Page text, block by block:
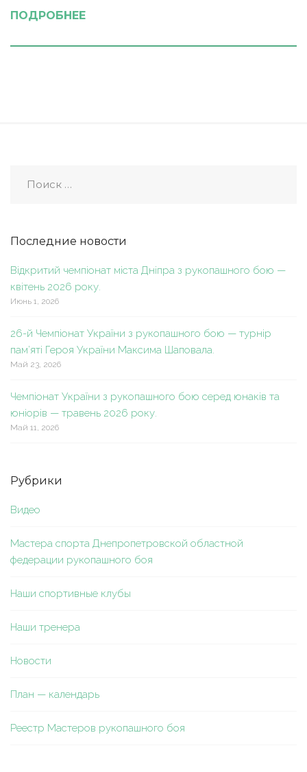
ПОДРОБНЕЕ
Последние новости
Відкритий чемпіонат міста Дніпра з рукопашного бою —
квітень 2026 року.
Июнь 1, 2026
26-й Чемпіонат України з рукопашного бою — турнір
пам’яті Героя України Максима Шаповала.
Май 23, 2026
Чемпіонат України з рукопашного бою серед юнаків та
юніорів — травень 2026 року.
Май 11, 2026
Рубрики
Видео
Мастера спорта Днепропетровской областной
федерации рукопашного боя
Наши спортивные клубы
Наши тренера
Новости
План — календарь
Реестр Мастеров рукопашного боя